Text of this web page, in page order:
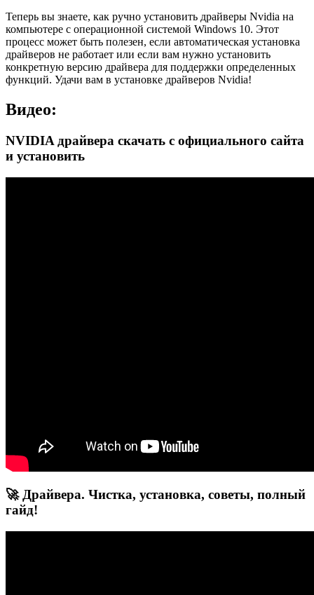
Теперь вы знаете, как ручно установить драйверы Nvidia на
компьютере с операционной системой Windows 10. Этот
процесс может быть полезен, если автоматическая установка
драйверов не работает или если вам нужно установить
конкретную версию драйвера для поддержки определенных
функций. Удачи вам в установке драйверов Nvidia!
Видео:
NVIDIA драйвера скачать с официального сайта
и установить
🚀 Драйвера. Чистка, установка, советы, полный
гайд!